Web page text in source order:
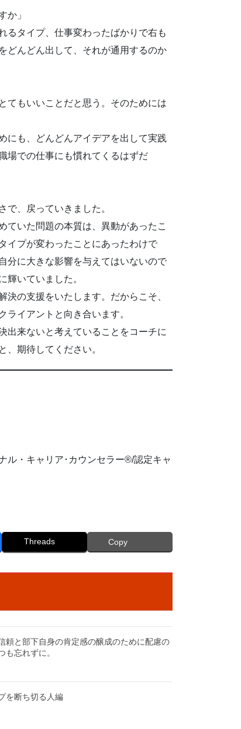
か」
るタイプ、仕事変わったばかりで右も
どんどん出して、それが通用するのか
てもいいことだと思う。そのためには
にも、どんどんアイデアを出して実践
場での仕事にも慣れてくるはずだ
で、戻っていきました。
ていた問題の本質は、異動があったこ
イプが変わったことにあったわけで
分に大きな影響を与えてはいないので
輝いていました。
の支援をいたします。だからこそ、
イアントと向き合います。
出来ないと考えていることをコーチに
期待してください。
ル・キャリア･カウンセラー®/認定キャ
Threads Copy
頼と部下自身の肯定感の醸成のために配慮の
も忘れずに。
を断ち切る人編